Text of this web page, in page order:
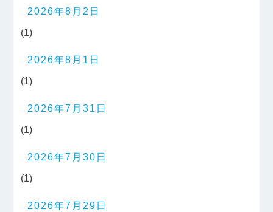
2026年8月2日
(1)
2026年8月1日
(1)
2026年7月31日
(1)
2026年7月30日
(1)
2026年7月29日